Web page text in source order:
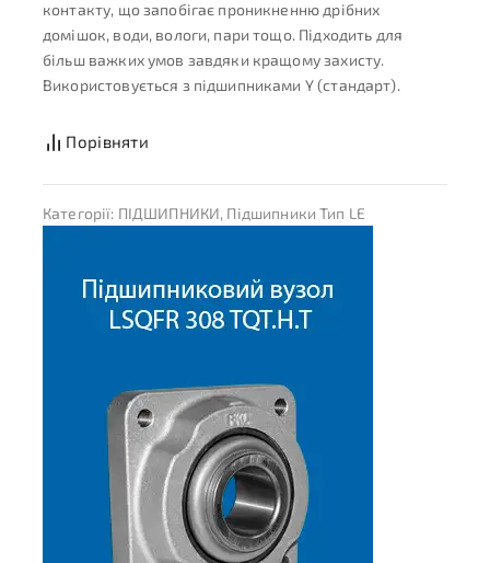
контакту, що запобігає проникненню дрібних
домішок, води, вологи, пари тощо. Підходить для
більш важких умов завдяки кращому захисту.
Використовується з підшипниками Y (стандарт).
Порівняти
Категорії: ПІДШИПНИКИ, Підшипники Тип LE